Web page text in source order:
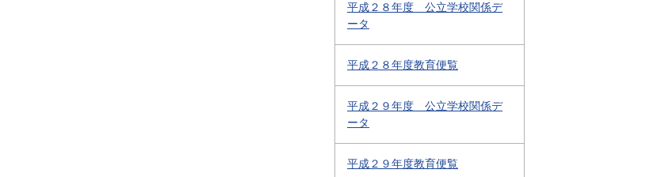
平成２８年度 公立学校関係デ
ータ
平成２８年度教育便覧
平成２９年度 公立学校関係デ
ータ
平成２９年度教育便覧